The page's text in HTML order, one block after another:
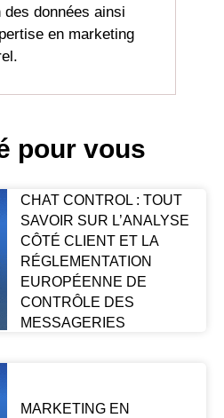
des données ainsi
en marketing
pour vous
CHAT CONTROL : TOUT
SAVOIR SUR L’ANALYSE
CÔTÉ CLIENT ET LA
RÉGLEMENTATION
EUROPÉENNE DE
CONTRÔLE DES
MESSAGERIES
MARKETING EN